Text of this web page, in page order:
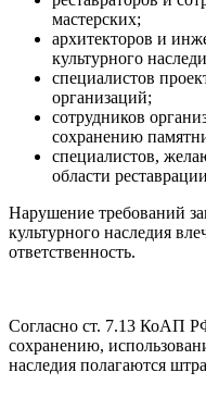
мастерских;
архитекторов и
культурного
специалистов
организаций;
сотрудников
сохранению
специалистов,
области
Нарушение требований
культурного наследия
ответственность.
Согласно ст. 7.13 КоАП
сохранению,
наследия полагаются